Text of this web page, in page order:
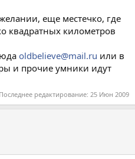
еще местечко, где
квадратных километров
oldbelieve@mail.ru или в
и прочие умники идут
Последнее редактирование: 25 Июн 2009